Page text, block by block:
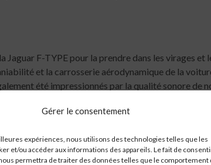
Gérer le consentement
expériences, nous utilisons des technologies telles que les
et/ou accéder aux informations des appareils. Le fait de
permettra de traiter des données telles que le comportement
Jaguar F-TYPE pour la prendre dans les virages
et la carrosserie aérodynamique de la
été impressionnés par la qualité sonore de
trois configurations audio de voiture différentes
puissant et lumineux, avec des subwoofers
aller jusqu’à 26 (!) Haut-parleurs sur